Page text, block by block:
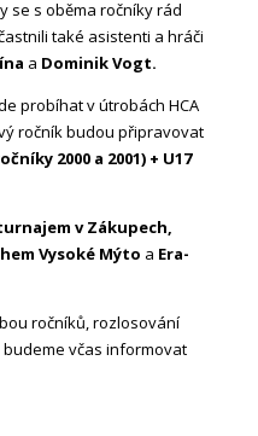
se s oběma ročníky rád
také asistenti a hráči
a Dominik Vogt.
probíhat v útrobách HCA
ročník budou připravovat
2000 a 2001) + U17
v Zákupech,
Vysoké Mýto a Era-
ročníků, rozlosování
budeme včas informovat